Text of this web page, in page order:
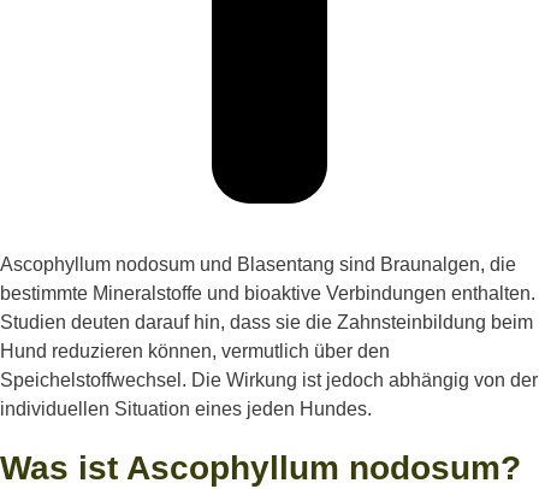
Ascophyllum nodosum und Blasentang sind Braunalgen, die
bestimmte Mineralstoffe und bioaktive Verbindungen enthalten.
Studien deuten darauf hin, dass sie die Zahnsteinbildung beim
Hund reduzieren können, vermutlich über den
Speichelstoffwechsel. Die Wirkung ist jedoch abhängig von der
individuellen Situation eines jeden Hundes.
Was ist Ascophyllum nodosum?